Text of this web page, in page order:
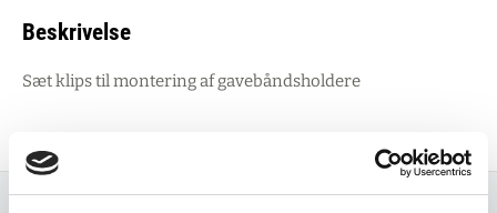
Beskrivelse
Sæt klips til montering af gavebåndsholdere